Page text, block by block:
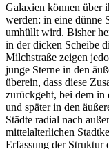
Galaxien können über
werden: in eine dünne
umhüllt wird. Bisher
in der dicken Scheibe
Milchstraße zeigen
junge Sterne in den
überein, dass diese
zurückgeht, bei dem in
und später in den
Städte radial nach
mittelalterlichen
Erfassung der Struktur